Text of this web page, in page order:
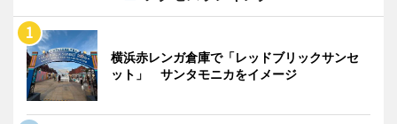
横浜赤レンガ倉庫で「レッドブリックサンセ
ット」 サンタモニカをイメージ